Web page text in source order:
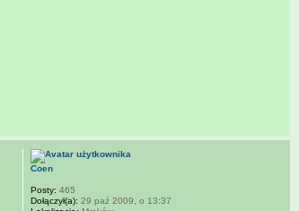
Coen
Posty: 465
Dołączył(a): 29 paź 2009, o 13:37